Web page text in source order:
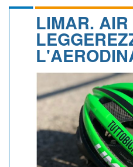
CALENDARIO
ALBI D'ORO
NEWSLETTER
LIMAR.